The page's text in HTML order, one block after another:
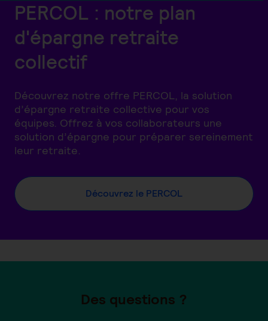
PERCOL : notre plan
d'épargne retraite
collectif
Découvrez notre offre PERCOL, la solution
d’épargne retraite collective pour vos
équipes. Offrez à vos collaborateurs une
solution d’épargne pour préparer sereinement
leur retraite.
Découvrez le PERCOL
Des questions ?